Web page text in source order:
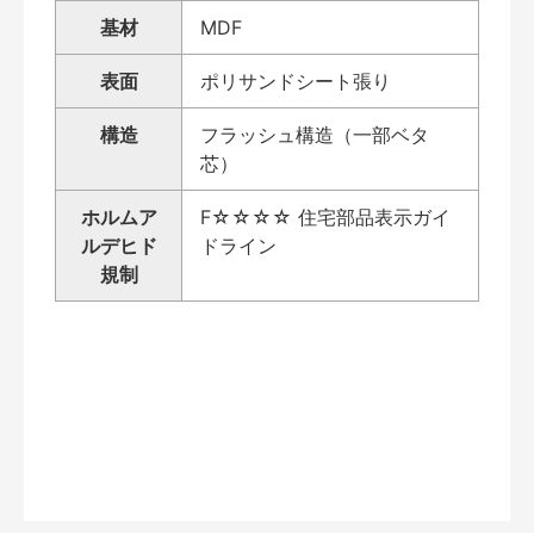
基材 MDF
表面 ポリサンドシート張り
構造
フラッシュ構造（一部ベタ
芯）
ホルムア
ルデヒド
規制
F☆☆☆☆ 住宅部品表示ガイ
ドライン